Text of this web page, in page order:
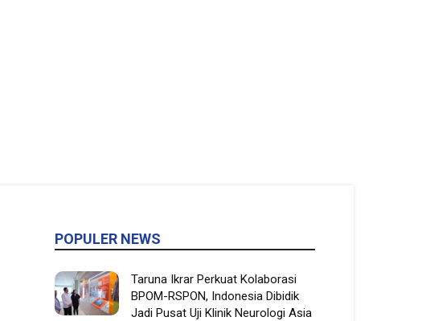
POPULER NEWS
Taruna Ikrar Perkuat Kolaborasi
BPOM-RSPON, Indonesia Dibidik
Jadi Pusat Uji Klinik Neurologi Asia